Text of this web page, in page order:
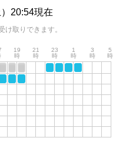
20:54現在
取りできます。
19
時
21
時
23
時
1
時
3
時
5
時